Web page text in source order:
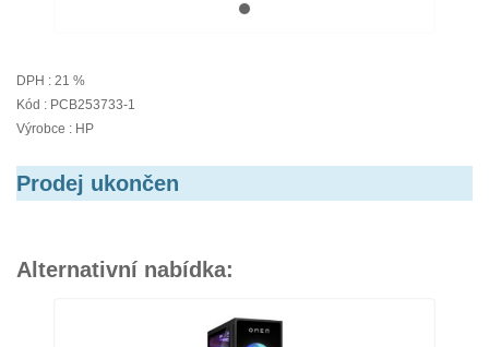
DPH : 21 %
Kód : PCB253733-1
Výrobce : HP
Prodej ukončen
Alternativní nabídka: